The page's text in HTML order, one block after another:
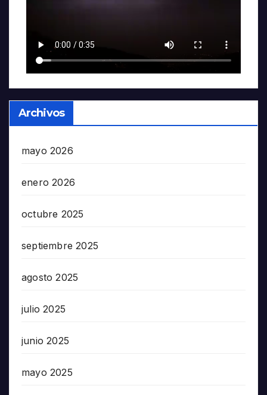
Archivos
mayo 2026
enero 2026
octubre 2025
septiembre 2025
agosto 2025
julio 2025
junio 2025
mayo 2025